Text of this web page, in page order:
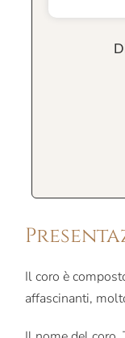
Il coro è
affascinanti,